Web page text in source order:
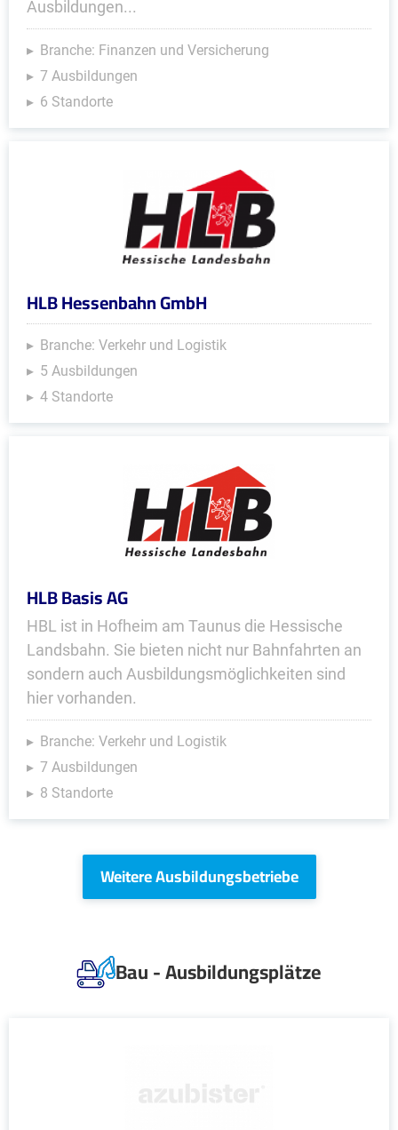
Ausbildungen...
Branche: Finanzen und Versicherung
7 Ausbildungen
6 Standorte
HLB Hessenbahn GmbH
Branche: Verkehr und Logistik
5 Ausbildungen
4 Standorte
HLB Basis AG
HBL ist in Hofheim am Taunus die Hessische
Landsbahn. Sie bieten nicht nur Bahnfahrten an
sondern auch Ausbildungsmöglichkeiten sind
hier vorhanden.
Branche: Verkehr und Logistik
7 Ausbildungen
8 Standorte
Weitere Ausbildungsbetriebe
Bau - Ausbildungsplätze